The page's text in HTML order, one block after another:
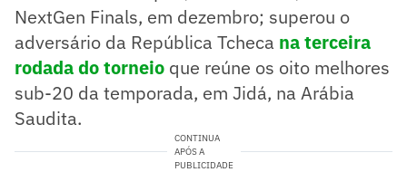
NextGen Finals, em dezembro; superou o
adversário da República Tcheca na terceira
rodada do torneio que reúne os oito melhores
sub-20 da temporada, em Jidá, na Arábia
Saudita.
CONTINUA
APÓS A
PUBLICIDADE